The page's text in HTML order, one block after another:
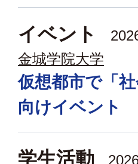
イベント
金城学院大学
仮想都市で「
向けイベント
学生活動